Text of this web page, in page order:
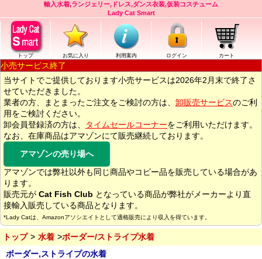
輸入水着,ランジェリー,ドレス,ダンス衣装,仮装コスチューム
Lady Cat Smart
トップ お気に入り 利用案内 ログイン カート
小売サービス終了
当サイトでご提供しております小売サービスは2026年2月末で終了さ
せていただきました。
業者の方、まとまったご注文をご検討の方は、 卸販売サービスのご利
用をご検討ください。
卸会員登録済の方は、
タイムセールコーナーをご利用いただけます。
なお、在庫商品はアマゾンにて販売継続しております。
アマゾンの売り場へ
アマゾンでは弊社以外も同じ商品やコピー品を販売している場合があ
ります。
販売元が Cat Fish Club となっている商品が弊社がメーカーより直
接輸入販売している商品となります。
*Lady Catは、Amazonアソシエイトとして適格販売により収入を得ています。
トップ 水着
ボーダー/ストライプ水着
ボーダー,ストライプの水着